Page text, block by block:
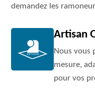
demandez les
Artisan
Nous vous
mesure,
pour vos